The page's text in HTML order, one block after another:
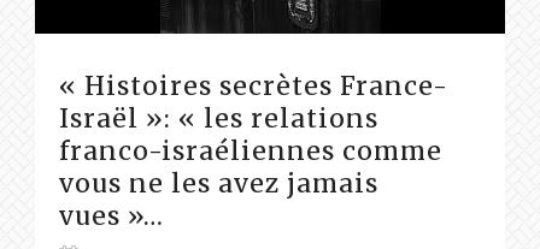
« Histoires secrètes France-
Israël »: « les relations
franco-israéliennes comme
vous ne les avez jamais
vues »…